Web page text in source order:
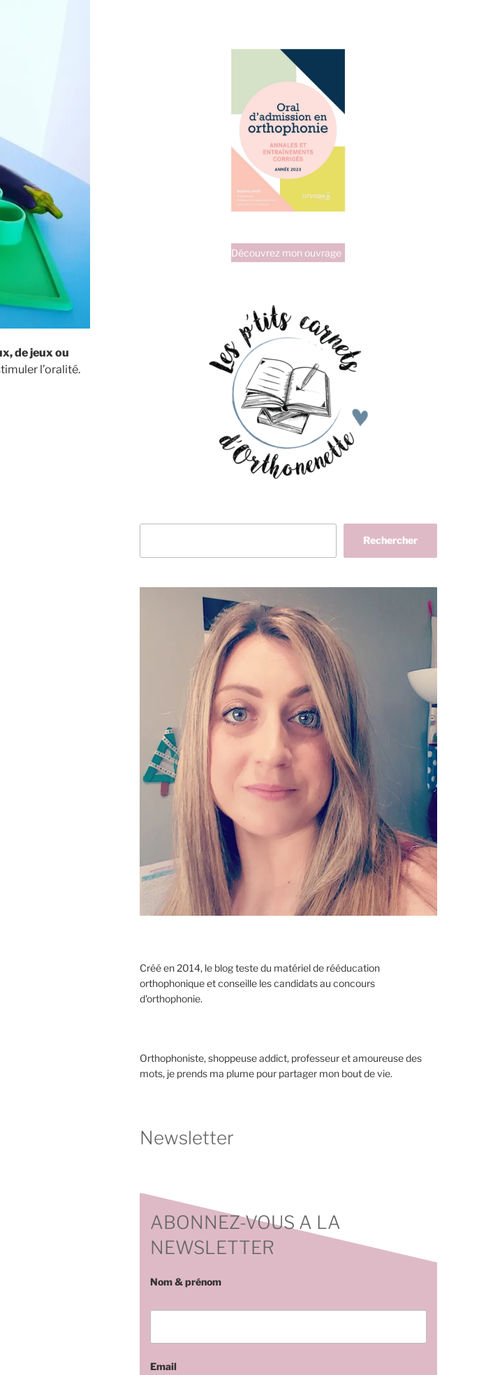
de jeux ou
l’oralité.
Découvrez mon ouvrage
Rechercher
Créé en 2014, le blog teste du matériel de rééducation
orthophonique et conseille les candidats au concours
d'orthophonie.
Orthophoniste, shoppeuse addict, professeur et amoureuse des
mots, je prends ma plume pour partager mon bout de vie.
Newsletter
ABONNEZ-VOUS A LA
NEWSLETTER
Nom & prénom
Email